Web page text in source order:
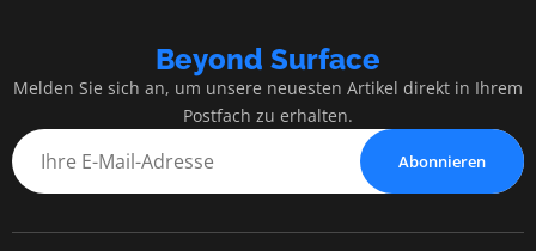
Beyond Surface
Melden Sie sich an, um unsere neuesten Artikel direkt in Ihrem
Postfach zu erhalten.
Abonnieren